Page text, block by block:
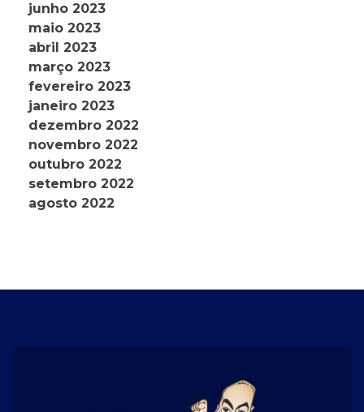
junho 2023
maio 2023
abril 2023
março 2023
fevereiro 2023
janeiro 2023
dezembro 2022
novembro 2022
outubro 2022
setembro 2022
agosto 2022